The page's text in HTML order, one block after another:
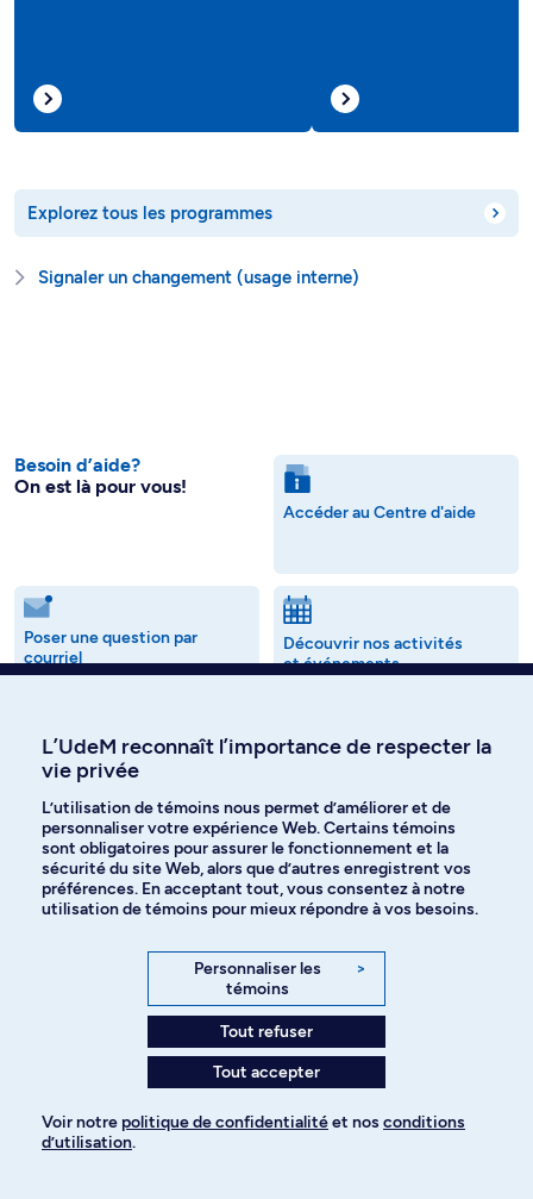
Explorez tous les programmes
Signaler un changement (usage interne)
Besoin d’aide?
On est là pour vous!
Accéder au Centre d'aide
Poser une question par
courriel
Découvrir nos activités
et événements
Communiquer avec nous
Recevez nos trucs et conseils sur
l’admission et les études à l’UdeM
L’UdeM reconnaît l’importance de respecter la
vie privée
L’utilisation de témoins nous permet d’améliorer et de
personnaliser votre expérience Web. Certains témoins
sont obligatoires pour assurer le fonctionnement et la
sécurité du site Web, alors que d’autres enregistrent vos
préférences. En acceptant tout, vous consentez à notre
utilisation de témoins pour mieux répondre à vos besoins.
Personnaliser les
témoins
>
Tout refuser
Tout accepter
Voir notre politique de confidentialitéet nos conditions
d’utilisation.